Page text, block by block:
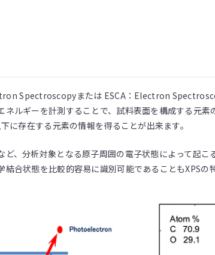
Spectroscopyまたは ESCA：Electron
ネルギーを計測することで、試料表面を構成する元
に存在する元素の情報を得ることが出来ます。
、分析対象となる原子周囲の電子状態によって起
合状態を比較的容易に識別可能であることもXPSの